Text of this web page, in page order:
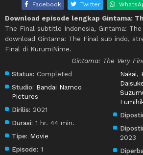
Facebook Twitter
Download episode lengkap Gintama:
The Final subtitle Indonesia, Gintama:
download Gintama: The Final sub indo,
Final di KurumiNime.
Gintama: The Very
Status: Completed
Studio: Bandai Namco
Pictures
Dirilis: 2021
Durasi: 1 hr. 44 min.
Tipe: Movie
Episode: 1
Nakai,
2023